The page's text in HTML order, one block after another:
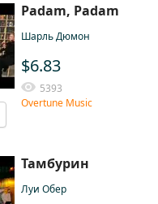
Padam, Padam
Шарль Дюмон
$6.83
5393
Overtune Music
Тамбурин
Луи Обер